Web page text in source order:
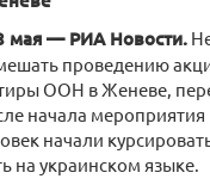
— РИА Новости.
проведению
ООН в Женеве,
начала
начали
на украинском языке.